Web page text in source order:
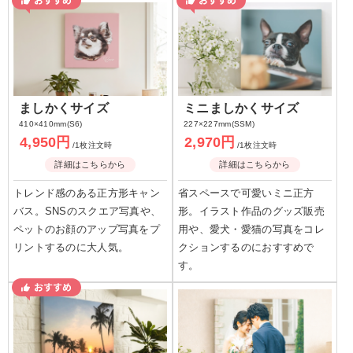
ましかくサイズ
410×410mm(S6)
4,950円 /1枚注文時
詳細はこちらから
トレンド感のある正方形キャン
バス。SNSのスクエア写真や、
ペットのお顔のアップ写真をプ
リントするのに大人気。
ミニましかくサイズ
227×227mm(SSM)
2,970円 /1枚注文時
詳細はこちらから
省スペースで可愛いミニ正方
形。イラスト作品のグッズ販売
用や、愛犬・愛猫の写真をコレ
クションするのにおすすめで
す。